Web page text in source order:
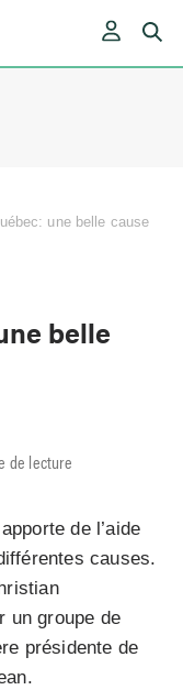
une belle cause
belle
de lecture
de l’aide
causes.
un groupe de
présidente de